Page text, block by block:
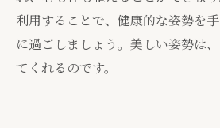
利用することで、健康的な姿勢を
に過ごしましょう。美しい姿勢は
てくれるのです。